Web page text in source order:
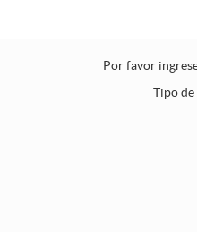
Por favor
Tipo